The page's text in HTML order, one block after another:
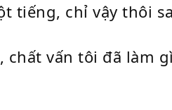
tiếng, chỉ vậy thôi
vấn tôi đã làm